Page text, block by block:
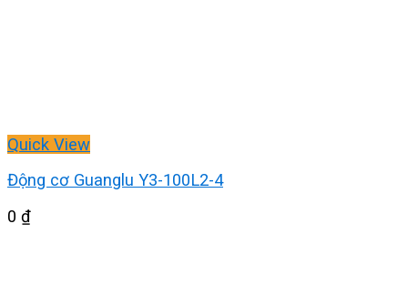
Quick View
Động cơ Guanglu Y3-100L2-4
0 ₫